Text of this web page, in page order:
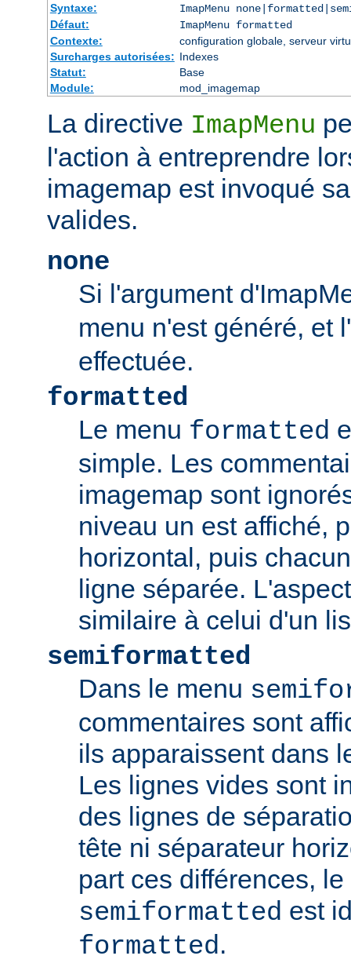
Syntaxe:
ImapMenu
Défaut:
ImapMenu formatted
Contexte:
configuration globale, serveur
Surcharges autorisées: Indexes
Statut:
Base
Module:
mod_imagemap
La directive ImapMenu
l'action à entreprendre
imagemap est invoqué
valides.
none
Si l'argument
menu n'est généré, et
effectuée.
formatted
Le menu formatted
simple. Les
imagemap sont
niveau un est affiché,
horizontal, puis
ligne séparée.
similaire à celui d'un
semiformatted
Dans le menu
commentaires sont
ils apparaissent dans
Les lignes vides sont
des lignes de
tête ni séparateur
part ces différences,
semiformatted est
formatted.